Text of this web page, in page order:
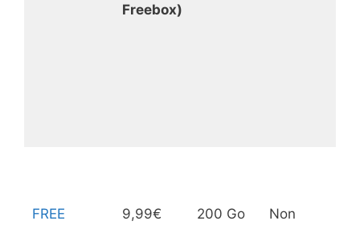
Freebox)
FREE 9,99€ 200 Go Non